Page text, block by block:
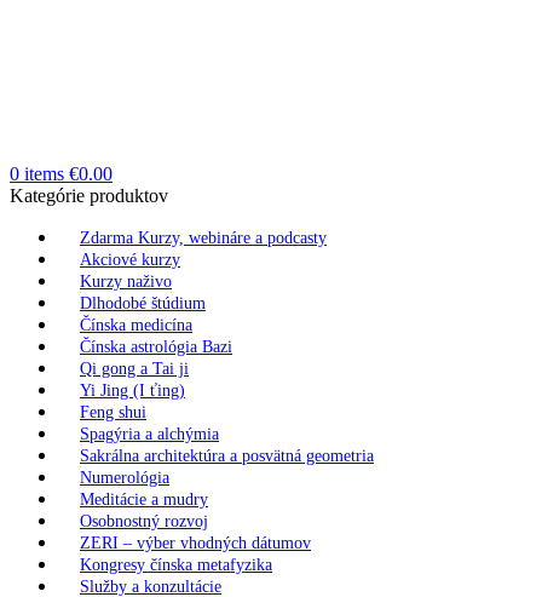
0 items €0.00
Kategórie produktov
Zdarma Kurzy, webináre a podcasty
Akciové kurzy
Kurzy naživo
Dlhodobé štúdium
Čínska medicína
Čínska astrológia Bazi
Qi gong a Tai ji
Yi Jing (I ťing)
Feng shui
Spagýria a alchýmia
Sakrálna architektúra a posvätná geometria
Numerológia
Meditácie a mudry
Osobnostný rozvoj
ZERI – výber vhodných dátumov
Kongresy čínska metafyzika
Služby a konzultácie